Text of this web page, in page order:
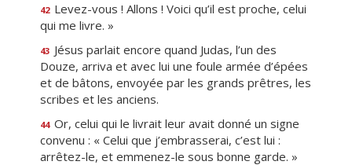
42 Levez-vous ! Allons ! Voici qu’il est proche, celui
qui me livre. »
43 Jésus parlait encore quand Judas, l’un des
Douze, arriva et avec lui une foule armée d’épées
et de bâtons, envoyée par les grands prêtres, les
scribes et les anciens.
44 Or, celui qui le livrait leur avait donné un signe
convenu : « Celui que j’embrasserai, c’est lui :
arrêtez-le, et emmenez-le sous bonne garde. »